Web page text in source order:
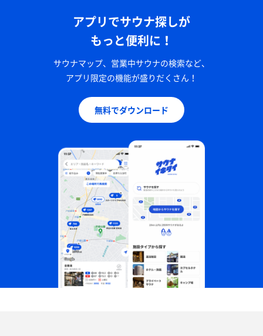
アプリでサウナ探しが
もっと便利に！
サウナマップ、営業中サウナの検索など、
アプリ限定の機能が盛りだくさん！
無料でダウンロード